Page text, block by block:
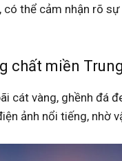
thể cảm nhận rõ
chất miền Trung
cát vàng, ghềnh đá
ảnh nổi tiếng, nhờ